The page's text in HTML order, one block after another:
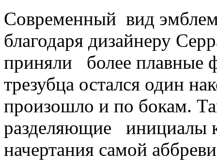
Современный вид
благодаря дизайнеру
приняли более плавные
трезубца остался один
произошло и по бокам.
разделяющие инициалы
начертания самой